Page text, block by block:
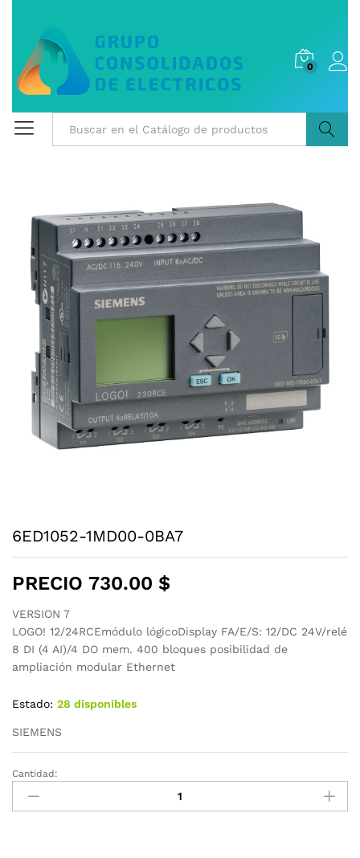
0
6ED1052-1MD00-0BA7
PRECIO 730.00 $
VERSION 7
LOGO! 12/24RCEmódulo lógicoDisplay FA/E/S: 12/DC 24V/relé
8 DI (4 AI)/4 DO mem. 400 bloques posibilidad de
ampliación modular Ethernet
Estado: 28 disponibles
SIEMENS
6ED1052-
1MD00-
0BA7
Cantidad: